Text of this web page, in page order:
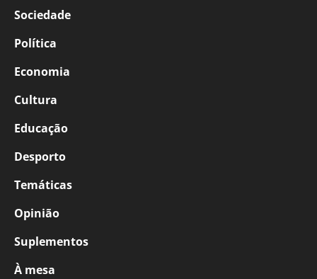
Sociedade
Política
Economia
Cultura
Educação
Desporto
Temáticas
Opinião
Suplementos
À mesa